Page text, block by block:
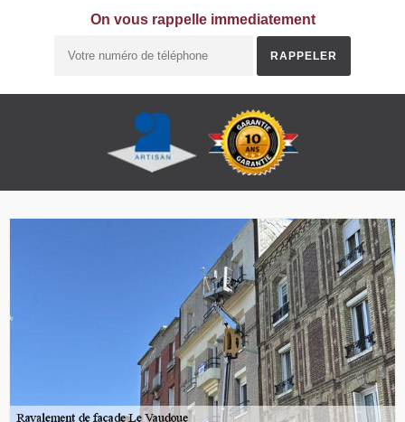
On vous rappelle immediatement